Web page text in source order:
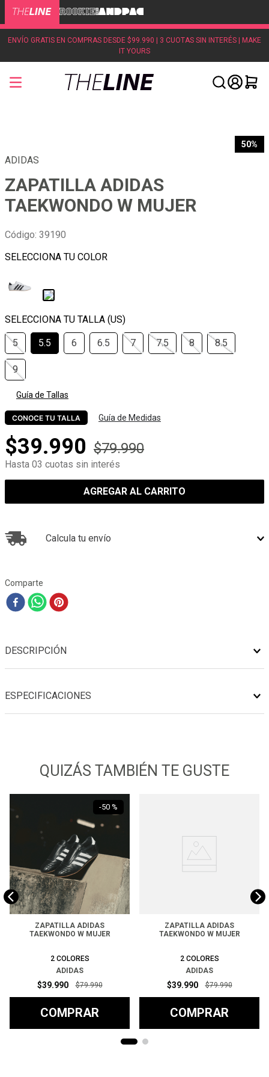
ENVÍO GRATIS EN COMPRAS DESDE $99.990 | 3 CUOTAS SIN INTERÉS | MAKE
IT YOURS
50%
ADIDAS
ZAPATILLA ADIDAS
TAEKWONDO W MUJER
Código: 39190
5 5.5 6 6.5 7 7.5 8 8.5
9
Guía de Tallas
CONOCE TU TALLA Guía de Medidas
$39.990 $79.990
Hasta 03 cuotas sin interés
AGREGAR AL CARRITO
Calcula tu envío
Comparte
DESCRIPCIÓN
ESPECIFICACIONES
QUIZÁS TAMBIÉN TE GUSTE
-50 %
ZAPATILLA ADIDAS
TAEKWONDO W MUJER
2 COLORES
ADIDAS
$39.990 $79.990
COMPRAR
ZAPATILLA ADIDAS
TAEKWONDO W MUJER
2 COLORES
ADIDAS
$39.990 $79.990
COMPRAR